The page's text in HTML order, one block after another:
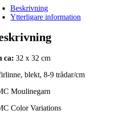
Beskrivning
Ytterligare information
ca: 32 x 32 cm
blekt, 8-9 trådar/cm
Moulinegarn
Color Variations